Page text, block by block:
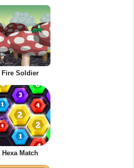
Fire Soldier
Hexa Match